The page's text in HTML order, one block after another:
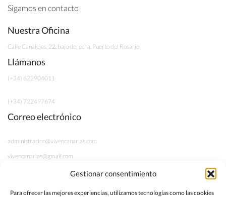
Gestionar consentimiento
Para ofrecer las mejores experiencias, utilizamos tecnologías como las cookies
Sigamos en contacto
Nuestra Oficina
Calle Canalejas, 22, bajo derecha, Puerto del Rosario
Llámanos
(+34) 622904011
(+34) 722497674
Correo electrónico
administracion@vivencanarias.com
vivencanarias@gmail.com
Información legal